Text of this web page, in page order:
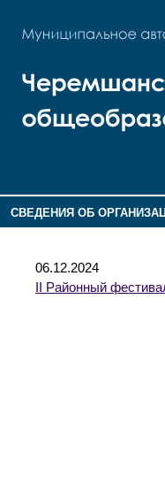
СВЕДЕНИЯ ОБ
06.12.2024
II Районный